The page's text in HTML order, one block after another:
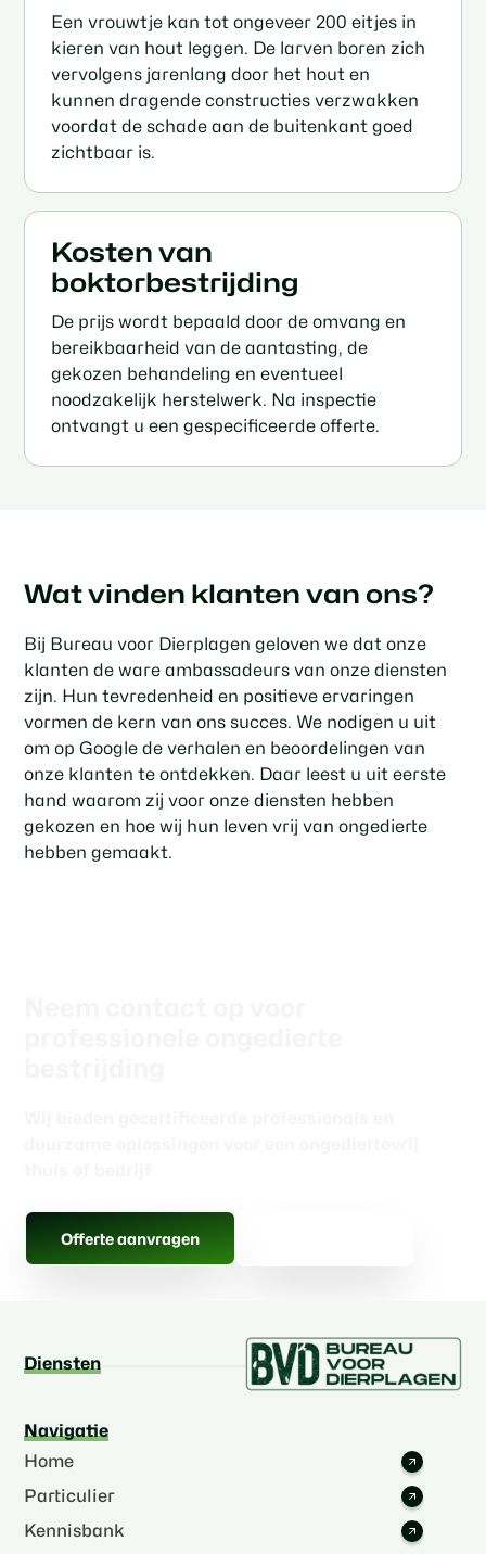
Een vrouwtje kan tot ongeveer 200 eitjes in
kieren van hout leggen. De larven boren zich
vervolgens jarenlang door het hout en
kunnen dragende constructies verzwakken
voordat de schade aan de buitenkant goed
zichtbaar is.
Kosten van
boktorbestrijding
De prijs wordt bepaald door de omvang en
bereikbaarheid van de aantasting, de
gekozen behandeling en eventueel
noodzakelijk herstelwerk. Na inspectie
ontvangt u een gespecificeerde offerte.
Wat vinden klanten van ons?
Bij Bureau voor Dierplagen geloven we dat onze
klanten de ware ambassadeurs van onze diensten
zijn. Hun tevredenheid en positieve ervaringen
vormen de kern van ons succes. We nodigen u uit
om op Google de verhalen en beoordelingen van
onze klanten te ontdekken. Daar leest u uit eerste
hand waarom zij voor onze diensten hebben
gekozen en hoe wij hun leven vrij van ongedierte
hebben gemaakt.
Offerte aanvragen
Diensten
Navigatie
Home
Particulier
Kennisbank